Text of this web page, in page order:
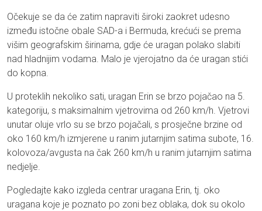
Očekuje se da će zatim napraviti široki zaokret udesno
između istočne obale SAD-a i Bermuda, krećući se prema
višim geografskim širinama, gdje će uragan polako slabiti
nad hladnijim vodama. Malo je vjerojatno da će uragan stići
do kopna.
U proteklih nekoliko sati, uragan Erin se brzo pojačao na 5.
kategoriju, s maksimalnim vjetrovima od 260 km/h. Vjetrovi
unutar oluje vrlo su se brzo pojačali, s prosječne brzine od
oko 160 km/h izmjerene u ranim jutarnjim satima subote, 16.
kolovoza/avgusta na čak 260 km/h u ranim jutarnjim satima
nedjelje.
Pogledajte kako izgleda centrar uragana Erin, tj. oko
uragana koje je poznato po zoni bez oblaka, dok su okolo